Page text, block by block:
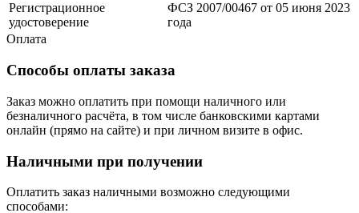
Регистрационное
удостоверение
ФСЗ 2007/00467 от 05 июня 2023
года
Оплата
Способы оплаты заказа
Заказ можно оплатить при помощи наличного или
безналичного расчёта, в том числе банковскими картами
онлайн (прямо на сайте) и при личном визите в офис.
Наличными при получении
Оплатить заказ наличными возможно следующими
способами: